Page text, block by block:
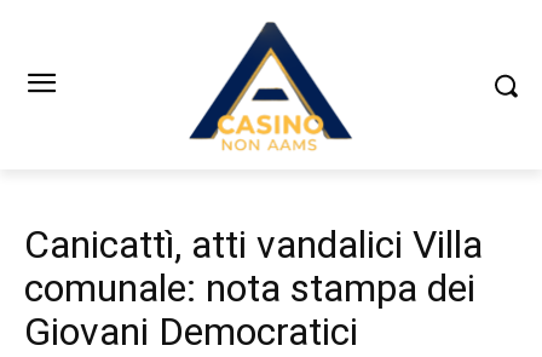
Canicattì, atti vandalici Villa
comunale: nota stampa dei
Giovani Democratici